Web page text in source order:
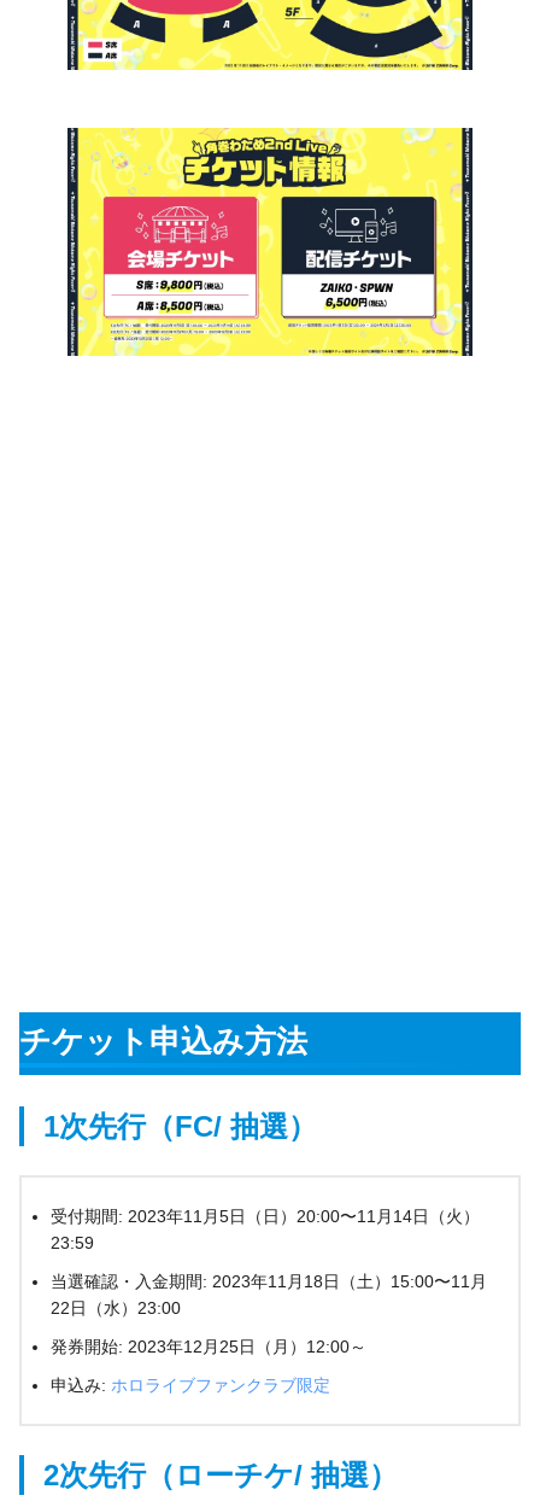
チケット申込み方法
1次先行（FC/ 抽選）
受付期間: 2023年11月5日（日）20:00〜11月14日（火）
23:59
当選確認・入金期間: 2023年11月18日（土）15:00〜11月
22日（水）23:00
発券開始: 2023年12月25日（月）12:00～
申込み: ホロライブファンクラブ限定
2次先行（ローチケ/ 抽選）